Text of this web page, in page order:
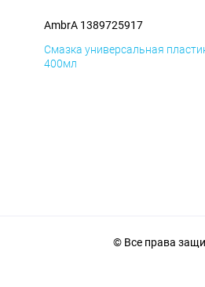
AmbrA 1389725917
Смазка универсальная
400мл
© Все права